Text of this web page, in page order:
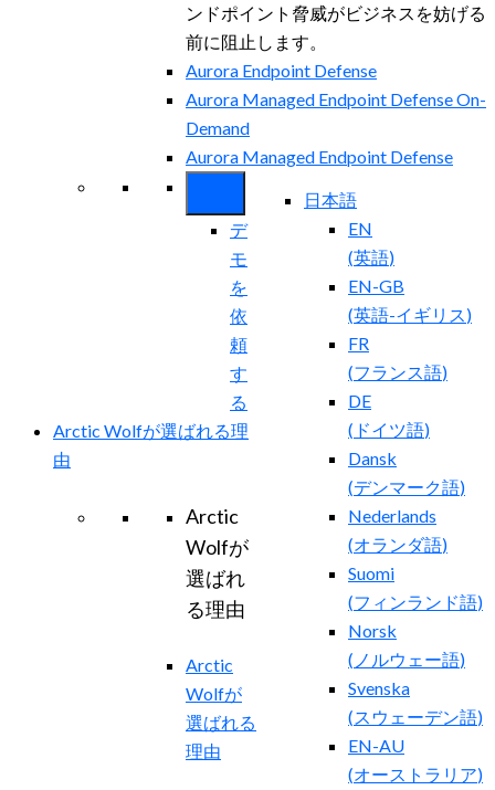
ンドポイント脅威がビジネスを妨げる
前に阻止します。
Aurora Endpoint Defense
Aurora Managed Endpoint Defense On-
Demand
Aurora Managed Endpoint Defense
日本語
EN
(英語)
EN-GB
(英語-イギリス )
FR
(フランス語)
DE
( ドイツ語)
Dansk
(デンマーク語)
Nederlands
(オランダ語)
Suomi
(フィンランド語)
Norsk
( ノルウェー語)
Svenska
(スウェーデン語)
EN-AU
(オーストラリア)
デ
モ
を
依
頼
す
る
Arctic Wolfが選ばれる理
由
Arctic
Wolfが
選ばれ
る理由
Arctic
Wolfが
選ばれる
理由